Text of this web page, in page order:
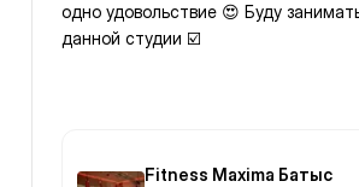
одно удовольствие 😍 Буду
данной студии ☑️
Fitness Maxima Батыс